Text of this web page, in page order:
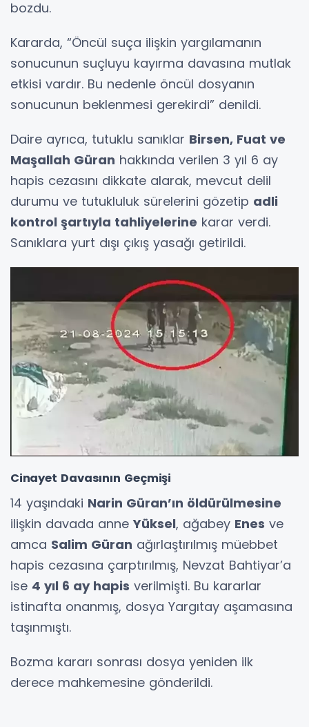
bozdu.
Kararda, “Öncül suça ilişkin yargılamanın
sonucunun suçluyu kayırma davasına mutlak
etkisi vardır. Bu nedenle öncül dosyanın
sonucunun beklenmesi gerekirdi” denildi.
Daire ayrıca, tutuklu sanıklar Birsen, Fuat ve
Maşallah Güran hakkında verilen 3 yıl 6 ay
hapis cezasını dikkate alarak, mevcut delil
durumu ve tutukluluk sürelerini gözetip adli
kontrol şartıyla tahliyelerine karar verdi.
Sanıklara yurt dışı çıkış yasağı getirildi.
Cinayet Davasının Geçmişi
14 yaşındaki Narin Güran’ın öldürülmesine
ilişkin davada anne Yüksel, ağabey Enes ve
amca Salim Güran ağırlaştırılmış müebbet
hapis cezasına çarptırılmış, Nevzat Bahtiyar’a
ise 4 yıl 6 ay hapis verilmişti. Bu kararlar
istinafta onanmış, dosya Yargıtay aşamasına
taşınmıştı.
Bozma kararı sonrası dosya yeniden ilk
derece mahkemesine gönderildi.